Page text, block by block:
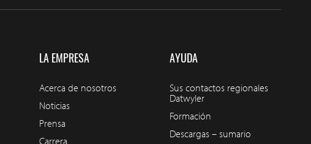
LA EMPRESA
Acerca de nosotros
Noticias
Prensa
Carrera
AYUDA
Sus contactos regionales
Datwyler
Formación
Descargas – sumario